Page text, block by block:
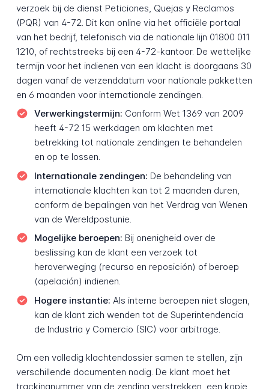
verzoek bij de dienst Peticiones, Quejas y Reclamos
(PQR) van 4-72. Dit kan online via het officiële portaal
van het bedrijf, telefonisch via de nationale lijn 01800 011
1210, of rechtstreeks bij een 4-72-kantoor. De wettelijke
termijn voor het indienen van een klacht is doorgaans 30
dagen vanaf de verzenddatum voor nationale pakketten
en 6 maanden voor internationale zendingen.
Verwerkingstermijn: Conform Wet 1369 van 2009
heeft 4-72 15 werkdagen om klachten met
betrekking tot nationale zendingen te behandelen
en op te lossen.
Internationale zendingen: De behandeling van
internationale klachten kan tot 2 maanden duren,
conform de bepalingen van het Verdrag van Wenen
van de Wereldpostunie.
Mogelijke beroepen: Bij onenigheid over de
beslissing kan de klant een verzoek tot
heroverweging (recurso en reposición) of beroep
(apelación) indienen.
Hogere instantie: Als interne beroepen niet slagen,
kan de klant zich wenden tot de Superintendencia
de Industria y Comercio (SIC) voor arbitrage.
Om een volledig klachtendossier samen te stellen, zijn
verschillende documenten nodig. De klant moet het
trackingnummer van de zending verstrekken, een kopie